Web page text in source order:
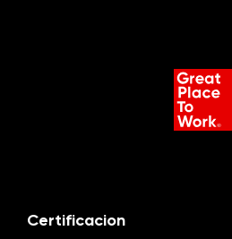
Certificacion